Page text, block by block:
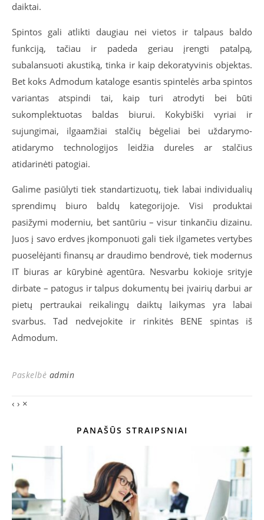
daiktai.
Spintos gali atlikti daugiau nei vietos ir talpaus baldo
funkciją, tačiau ir padeda geriau įrengti patalpą,
subalansuoti akustiką, tinka ir kaip dekoratyvinis objektas.
Bet koks Admodum kataloge esantis spintelės arba spintos
variantas atspindi tai, kaip turi atrodyti bei būti
sukomplektuotas baldas biurui. Kokybiški vyriai ir
sujungimai, ilgaamžiai stalčių bėgeliai bei uždarymo-
atidarymo technologijos leidžia dureles ar stalčius
atidarinėti patogiai.
Galime pasiūlyti tiek standartizuotų, tiek labai individualių
sprendimų biuro baldų kategorijoje. Visi produktai
pasižymi moderniu, bet santūriu – visur tinkančiu dizainu.
Juos į savo erdves įkomponuoti gali tiek ilgametes vertybes
puoselėjanti finansų ar draudimo bendrovė, tiek modernus
IT biuras ar kūrybinė agentūra. Nesvarbu kokioje srityje
dirbate – patogus ir talpus dokumentų bei įvairių darbui ar
pietų pertraukai reikalingų daiktų laikymas yra labai
svarbus. Tad nedvejokite ir rinkitės BENE spintas iš
Admodum.
Paskelbė admin
‹ › ×
PANAŠŪS STRAIPSNIAI